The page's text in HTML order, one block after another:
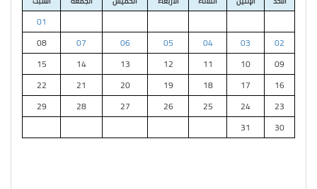
01
02
03
04
05
06
07
08
09
10
11
12
13
14
15
16
17
18
19
20
21
22
23
24
25
26
27
28
29
30
31